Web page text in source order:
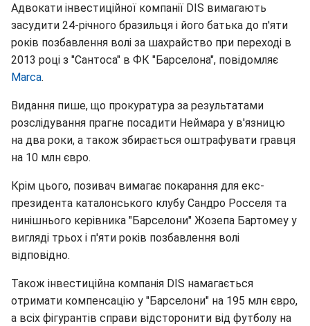
Адвокати інвестиційної компанії DIS вимагають
засудити 24-річного бразильця і його батька до п'яти
років позбавлення волі за шахрайство при переході в
2013 році з "Сантоса" в ФК "Барселона", повідомляє
Marca.
Видання пише, що прокуратура за результатами
розслідування прагне посадити Неймара у в'язницю
на два роки, а також збирається оштрафувати гравця
на 10 млн євро.
Крім цього, позивач вимагає покарання для екс-
президента каталонського клубу Сандро Росселя та
нинішнього керівника "Барселони" Жозепа Бартомеу у
вигляді трьох і п'яти років позбавлення волі
відповідно.
Також інвестиційна компанія DIS намагається
отримати компенсацію у "Барселони" на 195 млн євро,
а всіх фігурантів справи відсторонити від футболу на